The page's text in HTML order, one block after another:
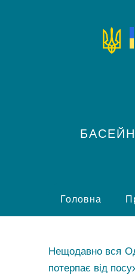
Головна
Нещодавно вся
потерпає від